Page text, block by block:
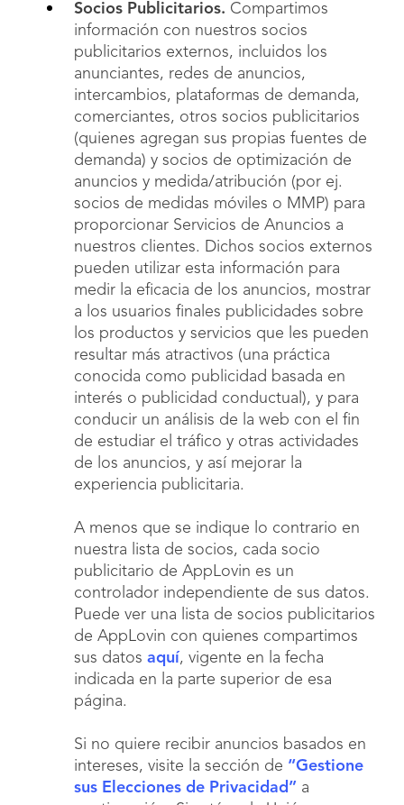
Socios Publicitarios. Compartimos
información con nuestros socios
publicitarios externos, incluidos los
anunciantes, redes de anuncios,
intercambios, plataformas de demanda,
comerciantes, otros socios publicitarios
(quienes agregan sus propias fuentes de
demanda) y socios de optimización de
anuncios y medida/atribución (por ej.
socios de medidas móviles o MMP) para
proporcionar Servicios de Anuncios a
nuestros clientes. Dichos socios externos
pueden utilizar esta información para
medir la eficacia de los anuncios, mostrar
a los usuarios finales publicidades sobre
los productos y servicios que les pueden
resultar más atractivos (una práctica
conocida como publicidad basada en
interés o publicidad conductual), y para
conducir un análisis de la web con el fin
de estudiar el tráfico y otras actividades
de los anuncios, y así mejorar la
experiencia publicitaria.
A menos que se indique lo contrario en
nuestra lista de socios, cada socio
publicitario de AppLovin es un
controlador independiente de sus datos.
Puede ver una lista de socios publicitarios
de AppLovin con quienes compartimos
sus datos aquí, vigente en la fecha
indicada en la parte superior de esa
página.
Si no quiere recibir anuncios basados en
intereses, visite la sección de “Gestione
sus Elecciones de Privacidad” a